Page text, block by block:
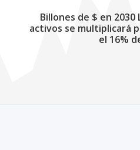
Billones de $ en
activos se multiplicará
el 16%